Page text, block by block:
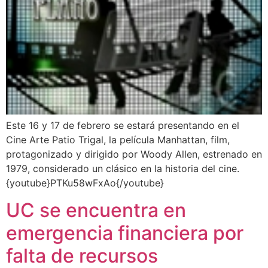
Este 16 y 17 de febrero se estará presentando en el
Cine Arte Patio Trigal, la película Manhattan, film,
protagonizado y dirigido por Woody Allen, estrenado en
1979, considerado un clásico en la historia del cine.
{youtube}PTKu58wFxAo{/youtube}
UC se encuentra en
emergencia financiera por
falta de recursos